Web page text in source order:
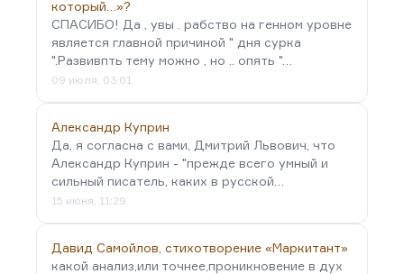
который…»?
СПАСИБО! Да , увы . рабство на генном уровне
является главной причиной " дня сурка
".Развивпть тему можно , но .. опять "…
09 июля, 03:01
Александр Куприн
Да, я согласна с вами, Дмитрий Львович, что
Александр Куприн - "прежде всего умный и
сильный писатель, каких в русской…
15 июня, 11:29
Давид Самойлов, стихотворение «Маркитант»
какой анализ,или точнее,проникновение в дух